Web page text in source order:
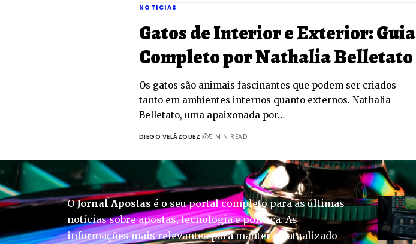
NOTICIAS
Gatos de Interior e Exterior: Guia
Completo por Nathalia Belletato
Os gatos são animais fascinantes que podem ser criados
tanto em ambientes internos quanto externos. Nathalia
Belletato, uma apaixonada por…
DIEGO VELÁZQUEZ 5 MIN READ
OJornal Apostas é o seu portal completo para as últimas
notícias sobre apostas, tecnologia e política. As
informações mais relevantes para manter-se atualizado